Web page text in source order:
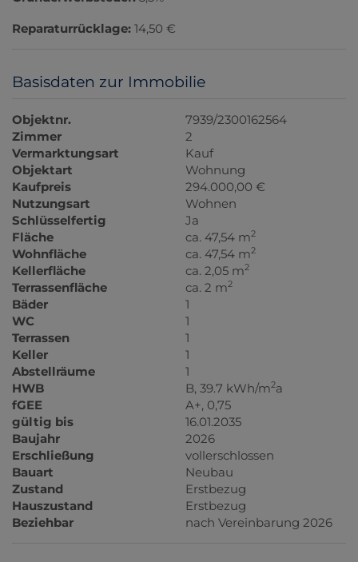
Reparaturrücklage: 14,50 €
Basisdaten zur Immobilie
Objektnr.
7939/2300162564
Zimmer
2
Vermarktungsart
Kauf
Objektart
Wohnung
Kaufpreis
294.000,00 €
Nutzungsart
Wohnen
Schlüsselfertig
Ja
Fläche
ca. 47,54 m2
Wohnfläche ca. 47,54 m2
Kellerfläche ca. 2,05 m2
Terrassenfläche ca. 2 m2
Bäder
1
WC
1
Terrassen
1
Keller
1
Abstellräume
1
HWB
B, 39.7 kWh/m2a
fGEE
A+, 0,75
gültig bis
16.01.2035
Baujahr
2026
Erschließung
vollerschlossen
Bauart
Neubau
Zustand
Erstbezug
Hauszustand
Erstbezug
Beziehbar
nach Vereinbarung 2026